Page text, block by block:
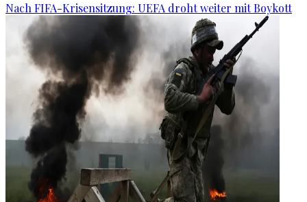
Nach FIFA-Krisensitzung: UEFA droht weiter mit Boykott